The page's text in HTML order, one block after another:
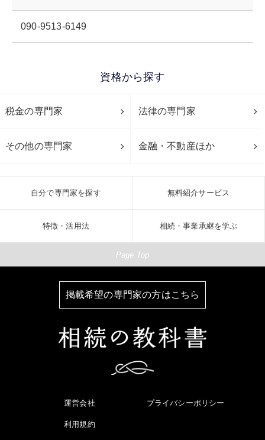
090-9513-6149
資格から探す
税金の専門家 法律の専門家
その他の専門家 金融・不動産ほか
自分で専門家を探す 無料紹介サービス
特徴・活用法 相続・事業承継を学ぶ
Page Top
掲載希望の専門家の方はこちら
運営会社 プライバシーポリシー
利用規約